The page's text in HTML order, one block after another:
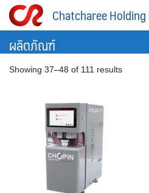
Skip
Chatcharee
ผลิตภัณฑ์
Showing 37–48 of 111 results